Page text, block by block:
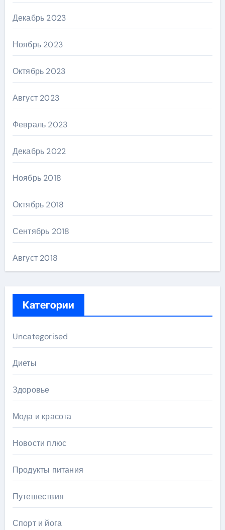
Декабрь 2023
Ноябрь 2023
Октябрь 2023
Август 2023
Февраль 2023
Декабрь 2022
Ноябрь 2018
Октябрь 2018
Сентябрь 2018
Август 2018
Категории
Uncategorised
Диеты
Здоровье
Мода и красота
Новости плюс
Продукты питания
Путешествия
Спорт и йога